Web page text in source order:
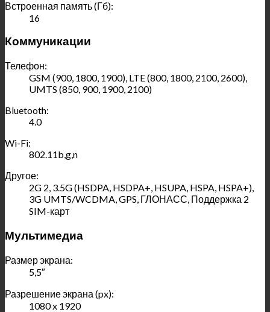
Встроенная память (Гб):
16
Коммуникации
Телефон:
GSM (900, 1800, 1900), LTE (800, 1800, 2100, 2600),
UMTS (850, 900, 1900, 2100)
Bluetooth:
4.0
Wi-Fi:
802.11b,g,n
Другое:
2G 2, 3.5G (HSDPA, HSDPA+, HSUPA, HSPA, HSPA+),
3G UMTS/WCDMA, GPS, ГЛОНАСС, Поддержка 2
SIM-карт
Мультимедиа
Размер экрана:
5,5″
Разрешение экрана (px):
1080 x 1920